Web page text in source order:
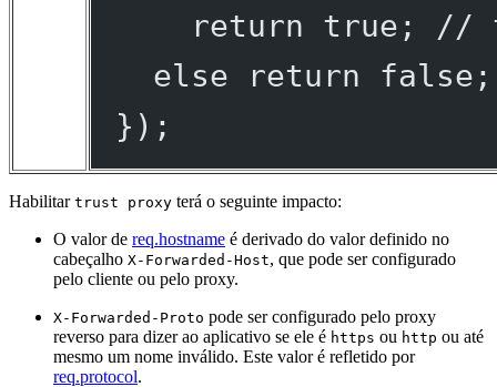
return
true ;
//
else
return false ;
});
Habilitar trust proxy terá o seguinte impacto:
O valor de req.hostname é derivado do valor definido no
cabeçalho X-Forwarded-Host, que pode ser configurado
pelo cliente ou pelo proxy.
X-Forwarded-Proto pode ser configurado pelo proxy
reverso para dizer ao aplicativo se ele é https ou http ou até
mesmo um nome inválido. Este valor é refletido por
req.protocol.